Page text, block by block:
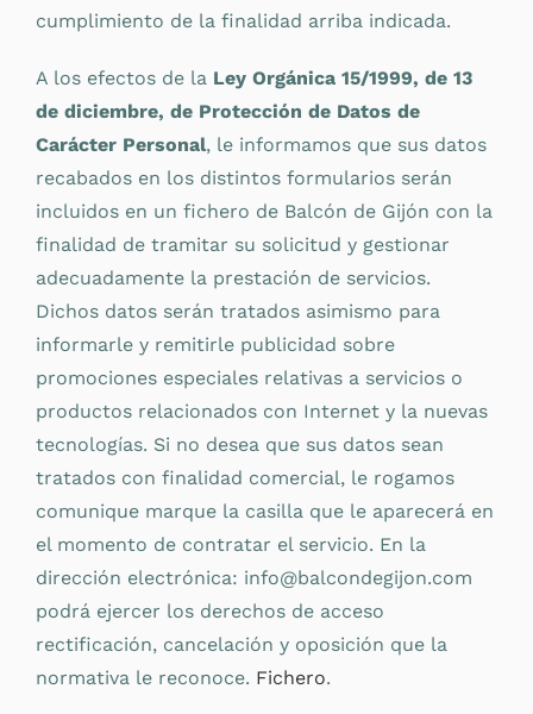
cumplimiento de la finalidad arriba indicada.
A los efectos de la Ley Orgánica 15/1999, de 13
de diciembre, de Protección de Datos de
Carácter Personal, le informamos que sus datos
recabados en los distintos formularios serán
incluidos en un fichero de Balcón de Gijón con la
finalidad de tramitar su solicitud y gestionar
adecuadamente la prestación de servicios.
Dichos datos serán tratados asimismo para
informarle y remitirle publicidad sobre
promociones especiales relativas a servicios o
productos relacionados con Internet y la nuevas
tecnologías. Si no desea que sus datos sean
tratados con finalidad comercial, le rogamos
comunique marque la casilla que le aparecerá en
el momento de contratar el servicio. En la
dirección electrónica: info@balcondegijon.com
podrá ejercer los derechos de acceso
rectificación, cancelación y oposición que la
normativa le reconoce. Fichero.